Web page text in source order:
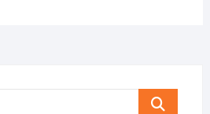
Search